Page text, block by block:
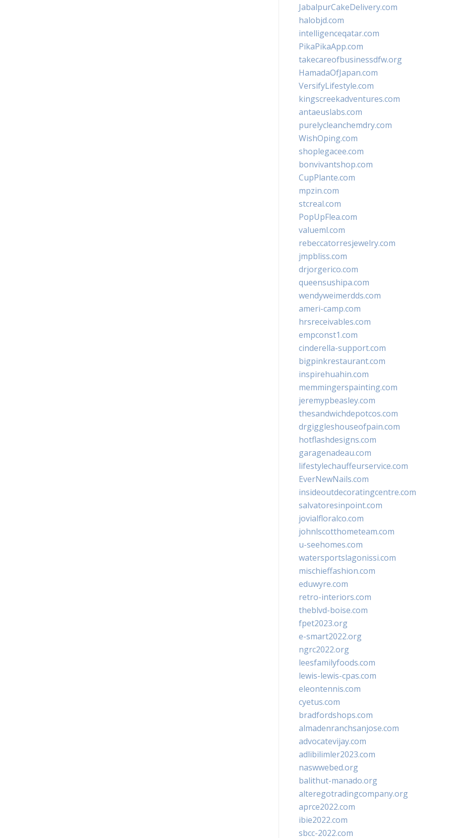
JabalpurCakeDelivery.com
halobjd.com
intelligenceqatar.com
PikaPikaApp.com
takecareofbusinessdfw.org
HamadaOfJapan.com
VersifyLifestyle.com
kingscreekadventures.com
antaeuslabs.com
purelycleanchemdry.com
WishOping.com
shoplegacee.com
bonvivantshop.com
CupPlante.com
mpzin.com
stcreal.com
PopUpFlea.com
valueml.com
rebeccatorresjewelry.com
jmpbliss.com
drjorgerico.com
queensushipa.com
wendyweimerdds.com
ameri-camp.com
hrsreceivables.com
empconst1.com
cinderella-support.com
bigpinkrestaurant.com
inspirehuahin.com
memmingerspainting.com
jeremypbeasley.com
thesandwichdepotcos.com
drgiggleshouseofpain.com
hotflashdesigns.com
garagenadeau.com
lifestylechauffeurservice.com
EverNewNails.com
insideoutdecoratingcentre.com
salvatoresinpoint.com
jovialfloralco.com
johnlscotthometeam.com
u-seehomes.com
watersportslagonissi.com
mischieffashion.com
eduwyre.com
retro-interiors.com
theblvd-boise.com
fpet2023.org
e-smart2022.org
ngrc2022.org
leesfamilyfoods.com
lewis-lewis-cpas.com
eleontennis.com
cyetus.com
bradfordshops.com
almadenranchsanjose.com
advocatevijay.com
adlibilimler2023.com
naswwebed.org
balithut-manado.org
alteregotradingcompany.org
aprce2022.com
ibie2022.com
sbcc-2022.com